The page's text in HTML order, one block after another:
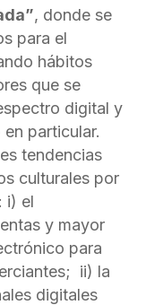
, donde se
para el
hábitos
que se
digital y
particular.
tendencias
culturales por
i) el
y mayor
para
ii) la
digitales